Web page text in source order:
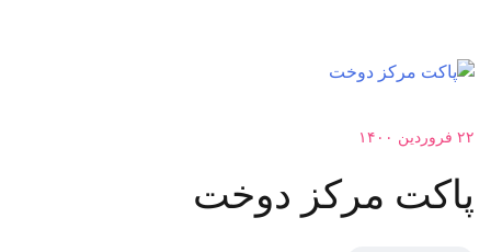
۲۲ فروردین ۱۴۰۰
پاکت مرکز دوخت